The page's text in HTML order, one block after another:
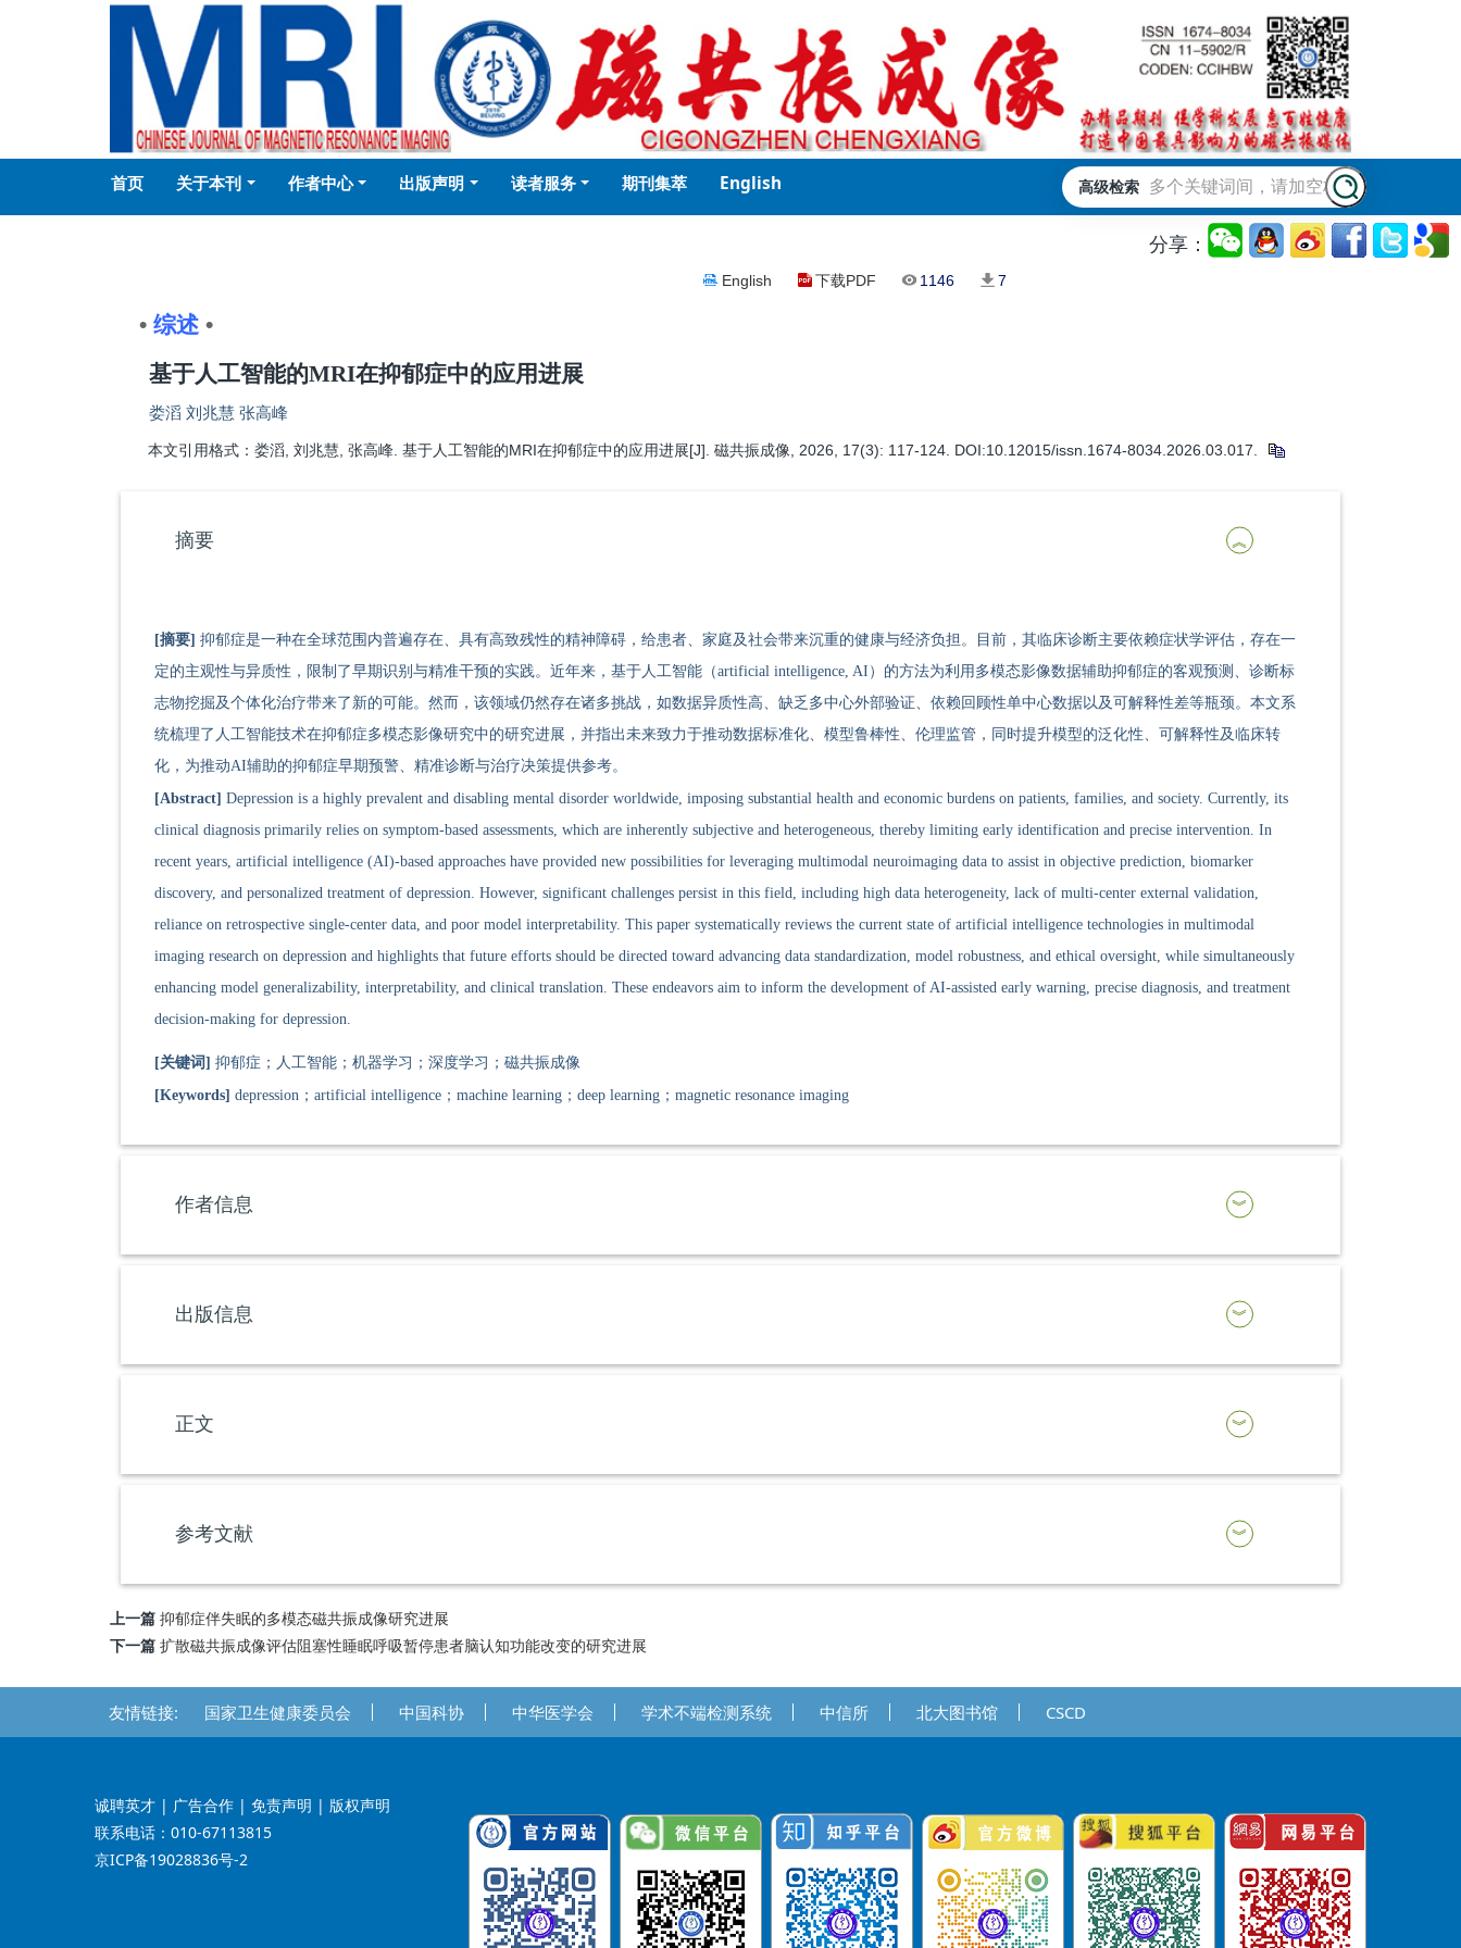
首页 关于本刊 作者中心 出版声明 读者服务 期刊集萃 English 高级检索
分享：
English 下载PDF 1146 7
•综述 •
基于人工智能的MRI在抑郁症中的应用进展
娄滔 刘兆慧 张高峰
本文引用格式：娄滔, 刘兆慧, 张高峰. 基于人工智能的MRI在抑郁症中的应用进展[J]. 磁共振成像, 2026, 17(3): 117-124. DOI:10.12015/issn.1674-8034.2026.03.017.
摘要
[摘要] 抑郁症是一种在全球范围内普遍存在、具有高致残性的精神障碍，给患者、家庭及社会带来沉重的健康与经济负担。目前，其临床诊断主要依赖症状学评估，存在一
定的主观性与异质性，限制了早期识别与精准干预的实践。近年来，基于人工智能（artificial intelligence, AI）的方法为利用多模态影像数据辅助抑郁症的客观预测、诊断标
志物挖掘及个体化治疗带来了新的可能。然而，该领域仍然存在诸多挑战，如数据异质性高、缺乏多中心外部验证、依赖回顾性单中心数据以及可解释性差等瓶颈。本文系
统梳理了人工智能技术在抑郁症多模态影像研究中的研究进展，并指出未来致力于推动数据标准化、模型鲁棒性、伦理监管，同时提升模型的泛化性、可解释性及临床转
化，为推动AI辅助的抑郁症早期预警、精准诊断与治疗决策提供参考。
[Abstract] Depression is a highly prevalent and disabling mental disorder worldwide, imposing substantial health and economic burdens on patients, families, and society. Currently, its
clinical diagnosis primarily relies on symptom-based assessments, which are inherently subjective and heterogeneous, thereby limiting early identification and precise intervention. In
recent years, artificial intelligence (AI)-based approaches have provided new possibilities for leveraging multimodal neuroimaging data to assist in objective prediction, biomarker
discovery, and personalized treatment of depression. However, significant challenges persist in this field, including high data heterogeneity, lack of multi-center external validation,
reliance on retrospective single-center data, and poor model interpretability. This paper systematically reviews the current state of artificial intelligence technologies in multimodal
imaging research on depression and highlights that future efforts should be directed toward advancing data standardization, model robustness, and ethical oversight, while simultaneously
enhancing model generalizability, interpretability, and clinical translation. These endeavors aim to inform the development of AI-assisted early warning, precise diagnosis, and treatment
decision-making for depression.
[关键词] 抑郁症；人工智能；机器学习；深度学习；磁共振成像
[Keywords] depression；artificial intelligence；machine learning；deep learning；magnetic resonance imaging
作者信息
出版信息
正文
参考文献
上一篇 抑郁症伴失眠的多模态磁共振成像研究进展
下一篇 扩散磁共振成像评估阻塞性睡眠呼吸暂停患者脑认知功能改变的研究进展
友情链接: 国家卫生健康委员会 中国科协 中华医学会 学术不端检测系统 中信所 北大图书馆 CSCD
诚聘英才 | 广告合作 | 免责声明 | 版权声明
联系电话：010-67113815
京ICP备19028836号-2